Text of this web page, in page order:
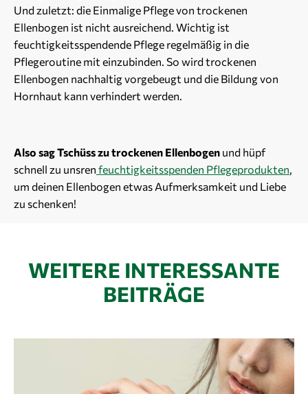
Und zuletzt: die Einmalige Pflege von trockenen
Ellenbogen ist nicht ausreichend. Wichtig ist
feuchtigkeitsspendende Pflege regelmäßig in die
Pflegeroutine mit einzubinden. So wird trockenen
Ellenbogen nachhaltig vorgebeugt und die Bildung von
Hornhaut kann verhindert werden.
Also sag Tschüss zu trockenen Ellenbogen und hüpf
schnell zu unsren feuchtigkeitsspenden Pflegeprodukten,
um deinen Ellenbogen etwas Aufmerksamkeit und Liebe
zu schenken!
WEITERE INTERESSANTE
BEITRÄGE